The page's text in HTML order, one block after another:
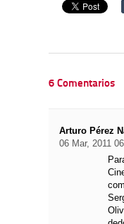
6 Comentarios
Arturo Pérez
06 Mar, 2011